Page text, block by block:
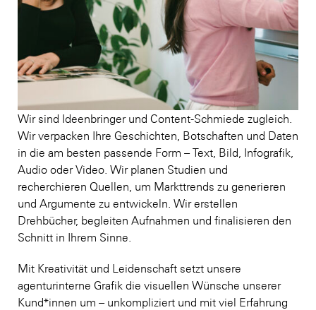
Wir sind Ideenbringer und Content-Schmiede zugleich.
Wir verpacken Ihre Geschichten, Botschaften und Daten
in die am besten passende Form – Text, Bild, Infografik,
Audio oder Video. Wir planen Studien und
recherchieren Quellen, um Markttrends zu generieren
und Argumente zu entwickeln. Wir erstellen
Drehbücher, begleiten Aufnahmen und finalisieren den
Schnitt in Ihrem Sinne.
Mit Kreativität und Leidenschaft setzt unsere
agenturinterne Grafik die visuellen Wünsche unserer
Kund*innen um – unkompliziert und mit viel Erfahrung